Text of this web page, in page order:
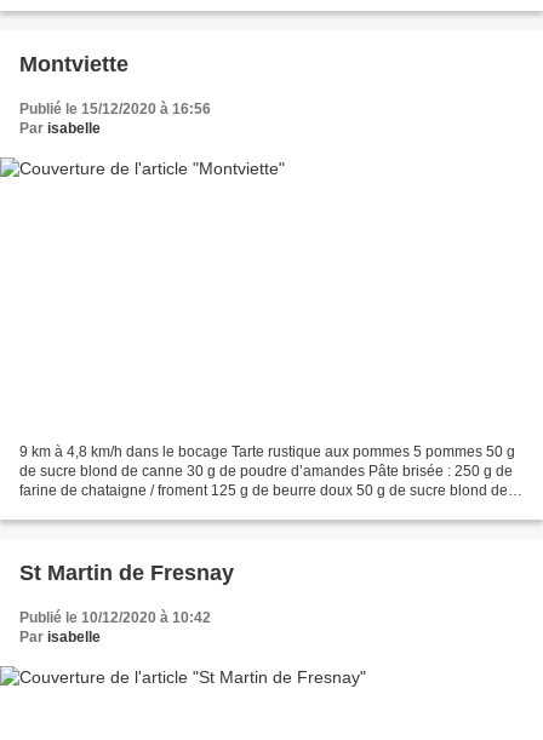
Montviette
Publié le 15/12/2020 à 16:56
Par isabelle
9 km à 4,8 km/h dans le bocage Tarte rustique aux pommes 5 pommes 50 g
de sucre blond de canne 30 g de poudre d’amandes Pâte brisée : 250 g de
farine de chataigne / froment 125 g de beurre doux 50 g de sucre blond de
St Martin de Fresnay
Publié le 10/12/2020 à 10:42
Par isabelle